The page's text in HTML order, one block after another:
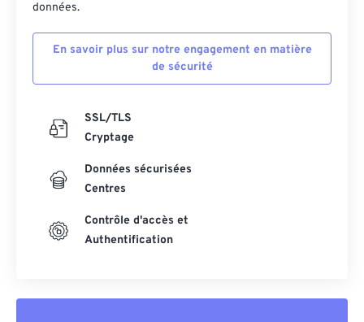
données.
En savoir plus sur notre engagement en matière
de sécurité
SSL/TLS
Cryptage
Données sécurisées
Centres
Contrôle d'accès et
Authentification